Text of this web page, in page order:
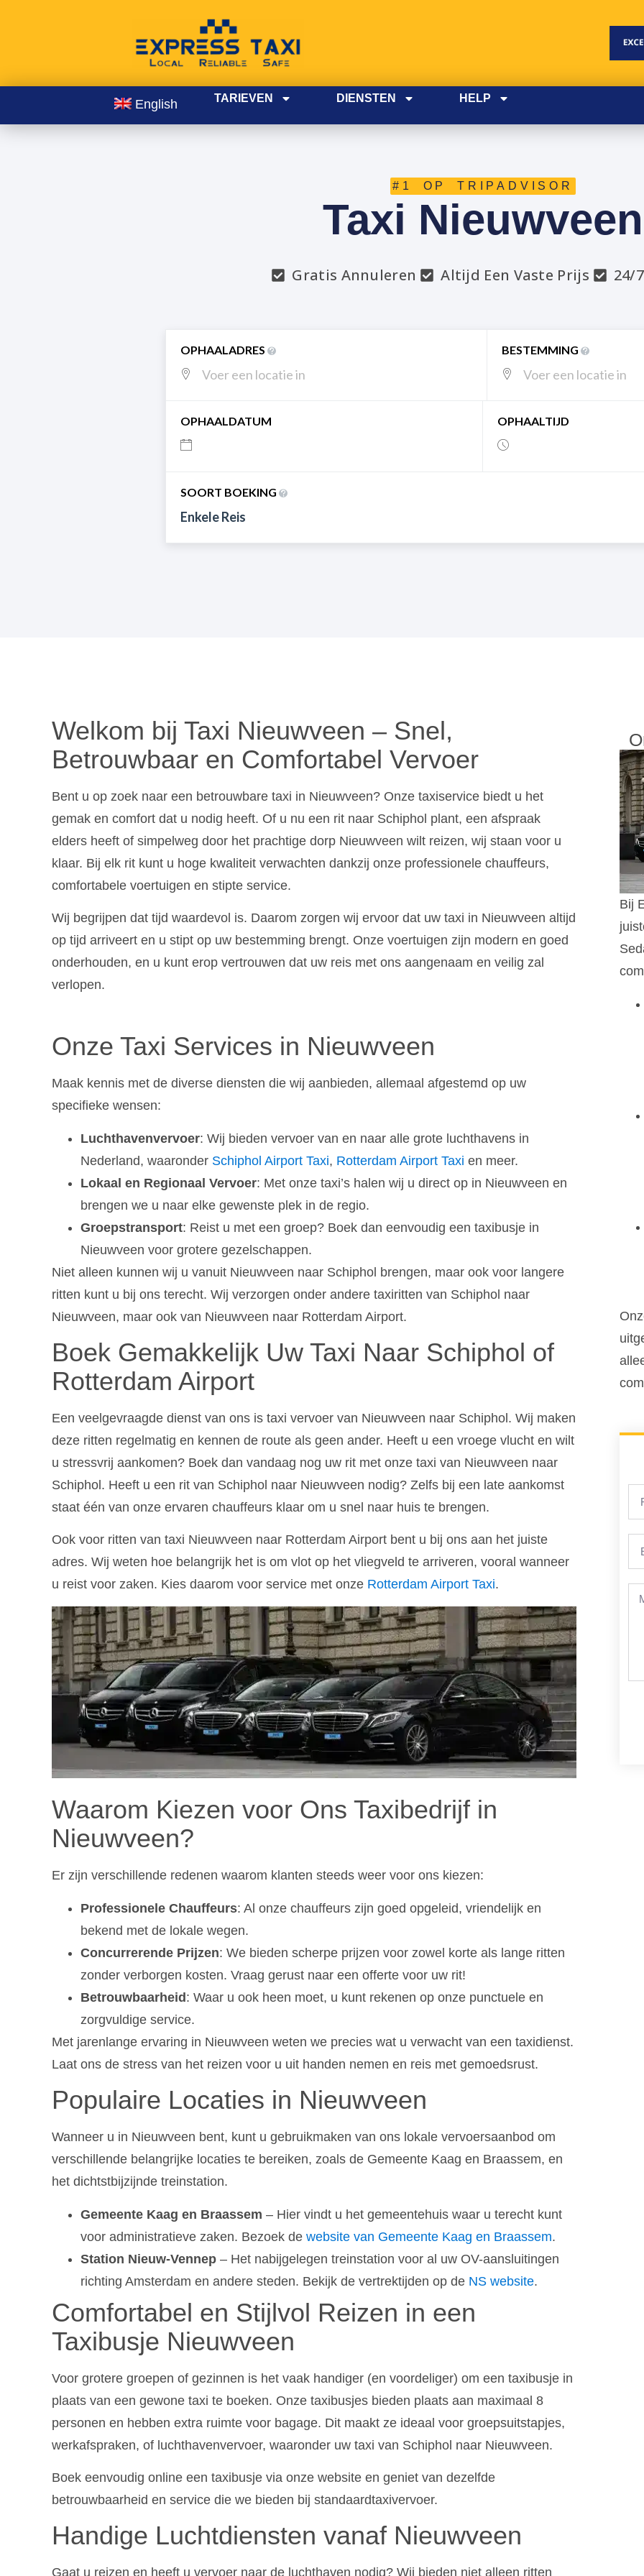
English TARIEVEN DIENSTEN HELP
#1 OP TRIPADVISOR
Taxi Nieuwveen
Gratis Annuleren Altijd Een Vaste Prijs 24/
OPHAALADRES BESTEMMING
OPHAALDATUM OPHAALTIJD
SOORT BOEKING
Enkele Reis
Welkom bij Taxi Nieuwveen – Snel,
Betrouwbaar en Comfortabel Vervoer
Bent u op zoek naar een betrouwbare taxi in Nieuwveen? Onze taxiservice biedt u het
gemak en comfort dat u nodig heeft. Of u nu een rit naar Schiphol plant, een afspraak
elders heeft of simpelweg door het prachtige dorp Nieuwveen wilt reizen, wij staan voor u
klaar. Bij elk rit kunt u hoge kwaliteit verwachten dankzij onze professionele chauffeurs,
comfortabele voertuigen en stipte service.
Wij begrijpen dat tijd waardevol is. Daarom zorgen wij ervoor dat uw taxi in Nieuwveen altijd
op tijd arriveert en u stipt op uw bestemming brengt. Onze voertuigen zijn modern en goed
onderhouden, en u kunt erop vertrouwen dat uw reis met ons aangenaam en veilig zal
verlopen.
Onze Taxi Services in Nieuwveen
Maak kennis met de diverse diensten die wij aanbieden, allemaal afgestemd op uw
specifieke wensen:
Luchthavenvervoer: Wij bieden vervoer van en naar alle grote luchthavens in
Nederland, waaronder Schiphol Airport Taxi, Rotterdam Airport Taxi en meer.
Lokaal en Regionaal Vervoer: Met onze taxi’s halen wij u direct op in Nieuwveen en
brengen we u naar elke gewenste plek in de regio.
Groepstransport: Reist u met een groep? Boek dan eenvoudig een taxibusje in
Nieuwveen voor grotere gezelschappen.
Niet alleen kunnen wij u vanuit Nieuwveen naar Schiphol brengen, maar ook voor langere
ritten kunt u bij ons terecht. Wij verzorgen onder andere taxiritten van Schiphol naar
Nieuwveen, maar ook van Nieuwveen naar Rotterdam Airport.
Boek Gemakkelijk Uw Taxi Naar Schiphol of
Rotterdam Airport
Een veelgevraagde dienst van ons is taxi vervoer van Nieuwveen naar Schiphol. Wij maken
deze ritten regelmatig en kennen de route als geen ander. Heeft u een vroege vlucht en wilt
u stressvrij aankomen? Boek dan vandaag nog uw rit met onze taxi van Nieuwveen naar
Schiphol. Heeft u een rit van Schiphol naar Nieuwveen nodig? Zelfs bij een late aankomst
staat één van onze ervaren chauffeurs klaar om u snel naar huis te brengen.
Ook voor ritten van taxi Nieuwveen naar Rotterdam Airport bent u bij ons aan het juiste
adres. Wij weten hoe belangrijk het is om vlot op het vliegveld te arriveren, vooral wanneer
u reist voor zaken. Kies daarom voor service met onze Rotterdam Airport Taxi.
Waarom Kiezen voor Ons Taxibedrijf in
Nieuwveen?
Er zijn verschillende redenen waarom klanten steeds weer voor ons kiezen:
Professionele Chauffeurs: Al onze chauffeurs zijn goed opgeleid, vriendelijk en
bekend met de lokale wegen.
Concurrerende Prijzen: We bieden scherpe prijzen voor zowel korte als lange ritten
zonder verborgen kosten. Vraag gerust naar een offerte voor uw rit!
Betrouwbaarheid: Waar u ook heen moet, u kunt rekenen op onze punctuele en
zorgvuldige service.
Met jarenlange ervaring in Nieuwveen weten we precies wat u verwacht van een taxidienst.
Laat ons de stress van het reizen voor u uit handen nemen en reis met gemoedsrust.
Populaire Locaties in Nieuwveen
Wanneer u in Nieuwveen bent, kunt u gebruikmaken van ons lokale vervoersaanbod om
verschillende belangrijke locaties te bereiken, zoals de Gemeente Kaag en Braassem, en
het dichtstbijzijnde treinstation.
Gemeente Kaag en Braassem – Hier vindt u het gemeentehuis waar u terecht kunt
voor administratieve zaken. Bezoek de website van Gemeente Kaag en Braassem.
Station Nieuw-Vennep – Het nabijgelegen treinstation voor al uw OV-aansluitingen
richting Amsterdam en andere steden. Bekijk de vertrektijden op de NS website.
Comfortabel en Stijlvol Reizen in een
Taxibusje Nieuwveen
Voor grotere groepen of gezinnen is het vaak handiger (en voordeliger) om een taxibusje in
plaats van een gewone taxi te boeken. Onze taxibusjes bieden plaats aan maximaal 8
personen en hebben extra ruimte voor bagage. Dit maakt ze ideaal voor groepsuitstapjes,
werkafspraken, of luchthavenvervoer, waaronder uw taxi van Schiphol naar Nieuwveen.
Boek eenvoudig online een taxibusje via onze website en geniet van dezelfde
betrouwbaarheid en service die we bieden bij standaardtaxivervoer.
Handige Luchtdiensten vanaf Nieuwveen
Gaat u reizen en heeft u vervoer naar de luchthaven nodig? Wij bieden niet alleen ritten
Bij